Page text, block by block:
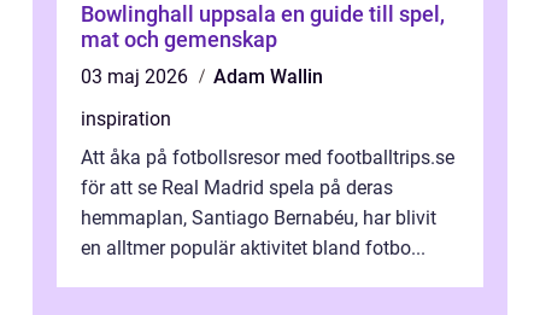
Bowlinghall uppsala en guide till spel,
mat och gemenskap
03 maj 2026
Adam Wallin
inspiration
Att åka på fotbollsresor med footballtrips.se
för att se Real Madrid spela på deras
hemmaplan, Santiago Bernabéu, har blivit
en alltmer populär aktivitet bland fotbo...